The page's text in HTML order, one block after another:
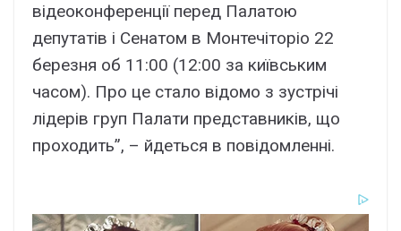
відеоконференції перед Палатою
депутатів і Сенатом в Монтечіторіо 22
березня об 11:00 (12:00 за київським
часом). Про це стало відомо з зустрічі
лідерів груп Палати представників, що
проходить”, – йдеться в повідомленні.